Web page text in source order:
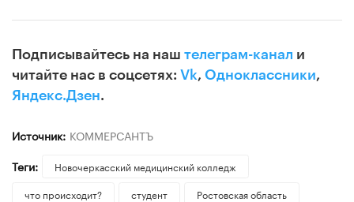
Подписывайтесь на наш телеграм-канал и
читайте нас в соцсетях: Vk, Одноклассники,
Яндекс.Дзен.
Источник: КОММЕРСАНТЪ
Теги:
Новочеркасский медицинский колледж
что происходит?
студент
Ростовская область